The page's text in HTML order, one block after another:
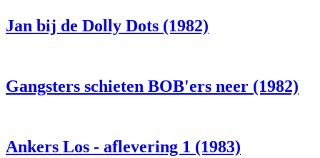
Jan bij de Dolly Dots (1982)
Gangsters schieten BOB'ers neer (1982)
Ankers Los - aflevering 1 (1983)